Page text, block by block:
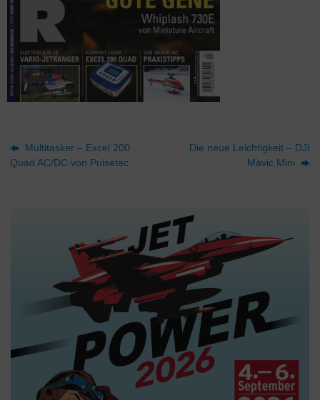
Multitasker – Excel 200
Quad AC/DC von Pulsetec
Die neue Leichtigkeit – DJI
Mavic Mini